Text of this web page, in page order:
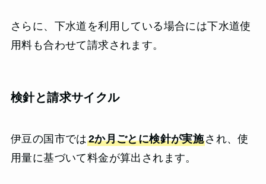
さらに、下水道を利用している場合には下水道使
用料も合わせて請求されます。
検針と請求サイクル
伊豆の国市では2か月ごとに検針が実施され、使
用量に基づいて料金が算出されます。